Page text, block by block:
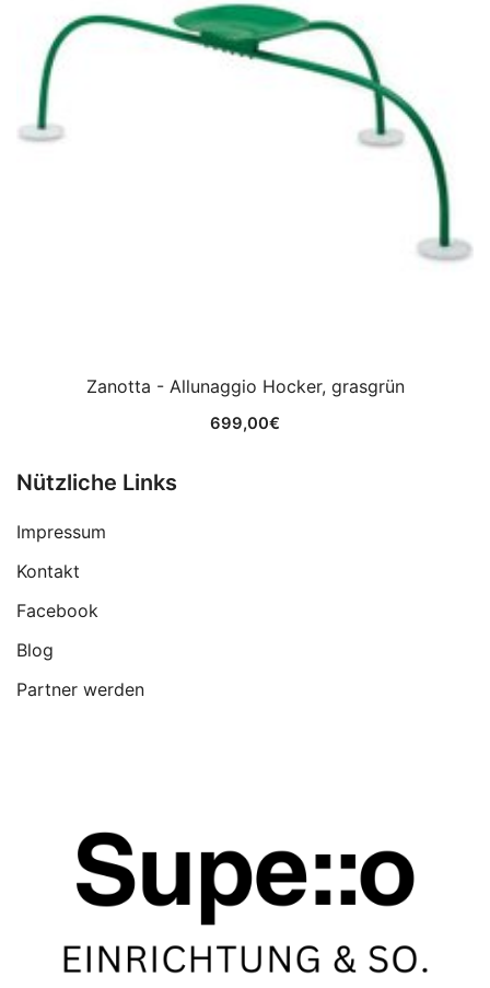
Zanotta - Allunaggio Hocker, grasgrün
699,00€
Nützliche Links
Impressum
Kontakt
Facebook
Blog
Partner werden